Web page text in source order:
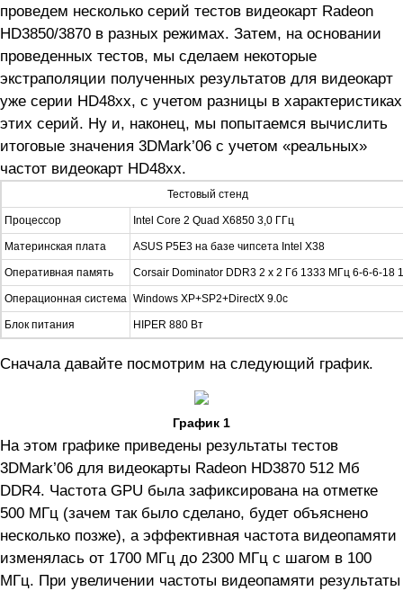
проведем несколько серий тестов видеокарт Radeon
HD3850/3870 в разных режимах. Затем, на основании
проведенных тестов, мы сделаем некоторые
экстраполяции полученных результатов для видеокарт
уже серии HD48xx, с учетом разницы в характеристиках
этих серий. Ну и, наконец, мы попытаемся вычислить
итоговые значения 3DMark’06 с учетом «реальных»
частот видеокарт HD48xx.
Тестовый стенд
Процессор Intel Core 2 Quad X6850 3,0 ГГц
Материнская плата ASUS P5E3 на базе чипсета Intel X38
Оперативная память Corsair Dominator DDR3 2 x 2 Гб 1333 МГц 6-6-6-18
Операционная система Windows XP+SP2+DirectX 9.0c
Блок питания HIPER 880 Вт
Сначала давайте посмотрим на следующий график.
График 1
На этом графике приведены результаты тестов
3DMark’06 для видеокарты Radeon HD3870 512 Мб
DDR4. Частота GPU была зафиксирована на отметке
500 МГц (зачем так было сделано, будет объяснено
несколько позже), а эффективная частота видеопамяти
изменялась от 1700 МГц до 2300 МГц с шагом в 100
МГц. При увеличении частоты видеопамяти результаты